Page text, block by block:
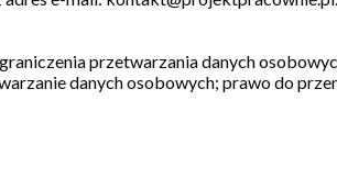
przetwarzania danych
danych osobowych; prawo do